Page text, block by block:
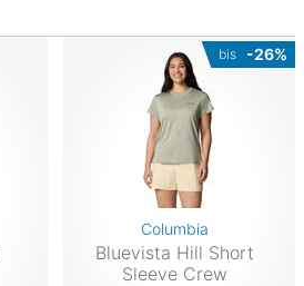
bis -26%
Columbia
Bluevista Hill Short
Sleeve Crew